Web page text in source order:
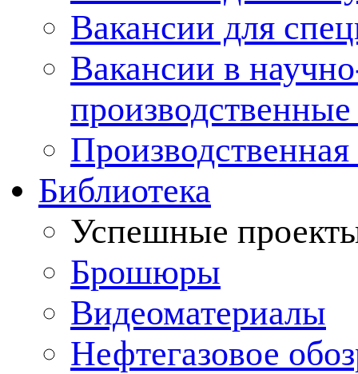
Вакансии для
Вакансии в
Производственная
Библиотека
Успешные
Брошюры
Видеоматериалы
Нефтегазовое